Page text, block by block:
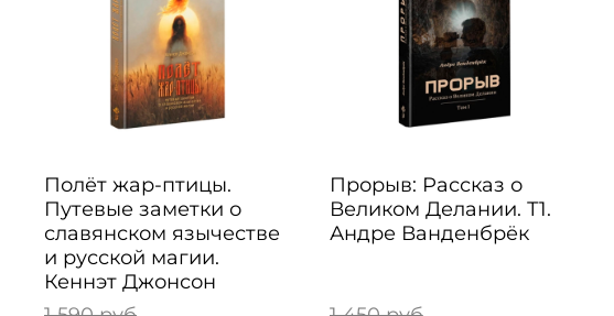
Полёт жар-птицы.
Путевые заметки о
славянском язычестве
и русской магии.
Кеннэт Джонсон
Прорыв: Рассказ о
Великом Делании. Т1.
Андре Ванденбрёк